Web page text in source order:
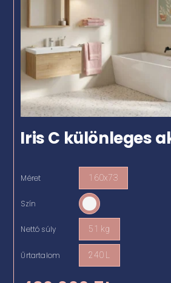
Iris C különleges
Méret 160x73
Szín
Nettó súly 51 kg
Űrtartalom 240 L